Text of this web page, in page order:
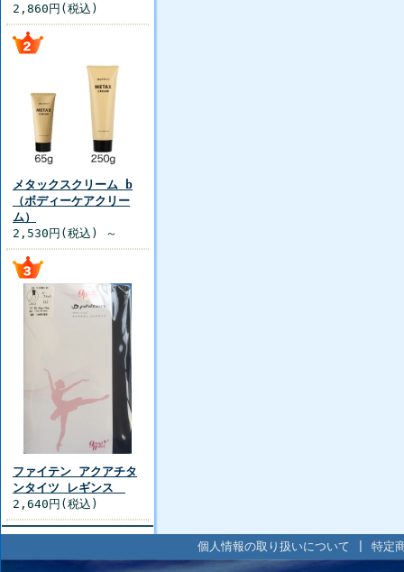
2,860円(税込)
メタックスクリーム b
（ボディーケアクリー
ム）
2,530円(税込) ～
ファイテン アクアチタ
ンタイツ レギンス
2,640円(税込)
個人情報の取り扱いについて 特定